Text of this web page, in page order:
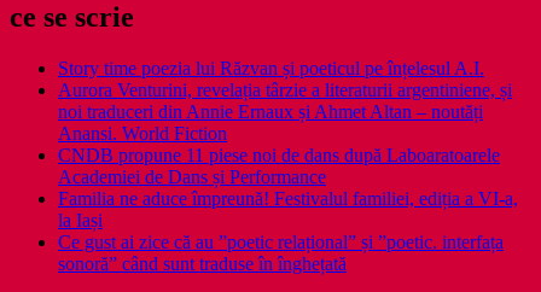
ce se scrie
Story time poezia lui Răzvan și poeticul pe înțelesul A.I.
Aurora Venturini, revelația târzie a literaturii argentiniene, și
noi traduceri din Annie Ernaux și Ahmet Altan – noutăți
Anansi. World Fiction
CNDB propune 11 piese noi de dans după Laboaratoarele
Academiei de Dans și Performance
Familia ne aduce împreună! Festivalul familiei, ediția a VI-a,
la Iași
Ce gust ai zice că au ”poetic relațional” și ”poetic. interfața
sonoră” când sunt traduse în înghețată